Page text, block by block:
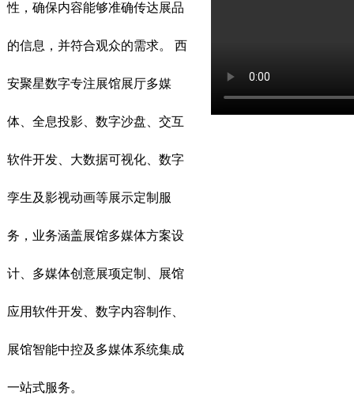
性，确保内容能够准确传达展品
的信息，并符合观众的需求。 西
安聚星数字专注展馆展厅多媒
体、全息投影、数字沙盘、交互
软件开发、大数据可视化、数字
孪生及影视动画等展示定制服
务，业务涵盖展馆多媒体方案设
计、多媒体创意展项定制、展馆
应用软件开发、数字内容制作、
展馆智能中控及多媒体系统集成
一站式服务。